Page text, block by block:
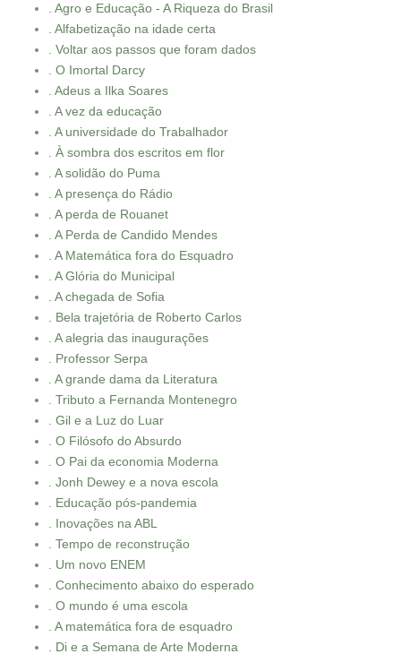
. Agro e Educação - A Riqueza do Brasil
. Alfabetização na idade certa
. Voltar aos passos que foram dados
. O Imortal Darcy
. Adeus a Ilka Soares
. A vez da educação
. A universidade do Trabalhador
. À sombra dos escritos em flor
. A solidão do Puma
. A presença do Rádio
. A perda de Rouanet
. A Perda de Candido Mendes
. A Matemática fora do Esquadro
. A Glória do Municipal
. A chegada de Sofia
. Bela trajetória de Roberto Carlos
. A alegria das inaugurações
. Professor Serpa
. A grande dama da Literatura
. Tributo a Fernanda Montenegro
. Gil e a Luz do Luar
. O Filósofo do Absurdo
. O Pai da economia Moderna
. Jonh Dewey e a nova escola
. Educação pós-pandemia
. Inovações na ABL
. Tempo de reconstrução
. Um novo ENEM
. Conhecimento abaixo do esperado
. O mundo é uma escola
. A matemática fora de esquadro
. Di e a Semana de Arte Moderna